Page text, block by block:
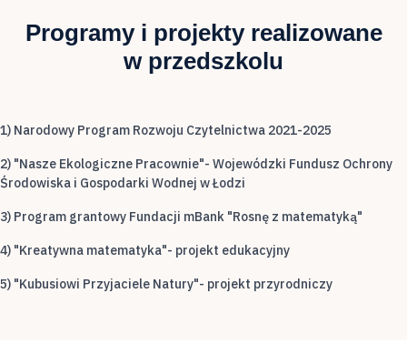
Programy i projekty realizowane
w przedszkolu
1) Narodowy Program Rozwoju Czytelnictwa 2021-2025
2) "Nasze Ekologiczne Pracownie"- Wojewódzki Fundusz Ochrony
Środowiska i Gospodarki Wodnej w Łodzi
3) Program grantowy Fundacji mBank "Rosnę z matematyką"
4) "Kreatywna matematyka"- projekt edukacyjny
5) "Kubusiowi Przyjaciele Natury"- projekt przyrodniczy